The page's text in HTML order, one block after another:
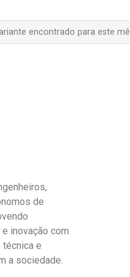
encontrado para este
de
inovação com
e
a sociedade.